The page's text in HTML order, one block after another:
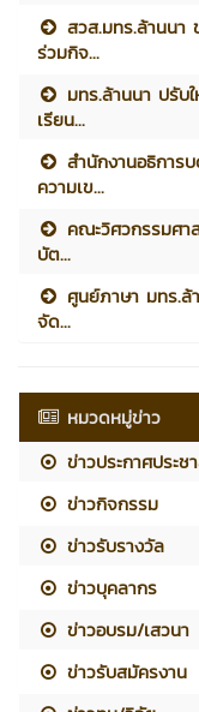
สวส.มทร.ล้านนา
ร่วมกิจ...
มทร.ล้านนา ปรั
เรียน...
สำนักงานอธิการ
ความเข...
คณะวิศวกรรมศ
บัต...
ศูนย์ภาษา มทร.ล้
จัด...
หมวดหมู่ข่าว
ข่าวประกาศประ
ข่าวกิจกรรม
ข่าวรับรางวัล
ข่าวบุคลากร
ข่าวอบรม/เสวนา
ข่าวรับสมัครงาน